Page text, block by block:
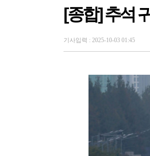
[종합] 추석
기사입력 : 2025-10-03 01:45